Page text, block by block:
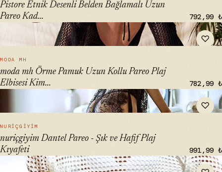
Pistore Etnik Desenli Belden Bağlamalı Uzun
Pareo Kad...
792,99 ₺
♡
" alt="moda mh Örme Pamuk Uzun Kollu Pareo Plaj Elbisesi
Kimono Kaftan - ₺599" loading="lazy">
MODA MH
moda mh Örme Pamuk Uzun Kollu Pareo Plaj
Elbisesi Kim...
782,99 ₺
♡
" alt="nuriçgiyim Dantel Pareo - Şık ve Hafif Plaj Kıyafeti"
NURIÇGIYIM
nuriçgiyim Dantel Pareo - Şık ve Hafif Plaj
Kıyafeti
991,99 ₺
" alt="Genel Markalar Ajurlu Pareo-Plaj Elbisesi Kayık Yaka